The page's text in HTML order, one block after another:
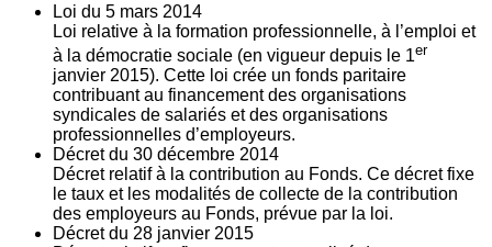
Loi du 5 mars 2014
Loi relative à la formation professionnelle, à l’emploi et
à la démocratie sociale (en vigueur depuis le 1er
janvier 2015). Cette loi crée un fonds paritaire
contribuant au financement des organisations
syndicales de salariés et des organisations
professionnelles d’employeurs.
Décret du 30 décembre 2014
Décret relatif à la contribution au Fonds. Ce décret fixe
le taux et les modalités de collecte de la contribution
des employeurs au Fonds, prévue par la loi.
Décret du 28 janvier 2015